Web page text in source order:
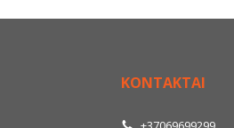
KONTAKTAI